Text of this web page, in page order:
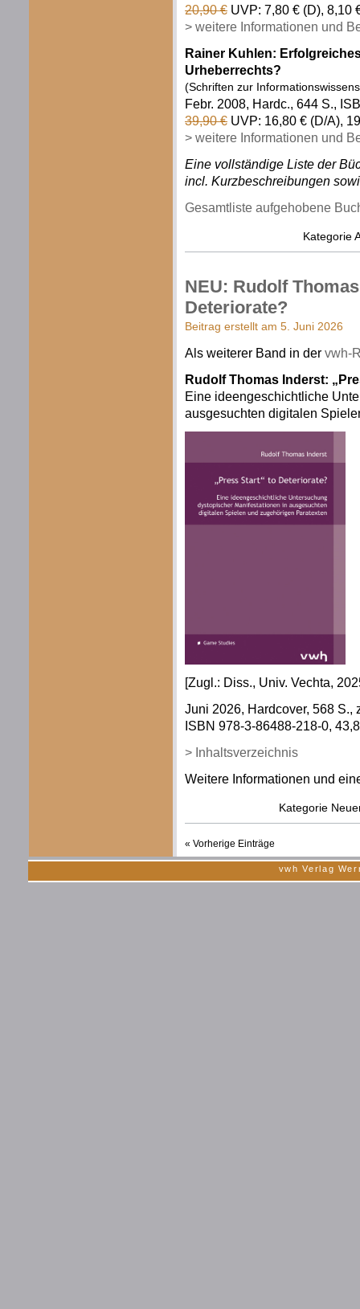
20,90 € UVP: 7,80 € (D), 8,10
> weitere Informationen und
Rainer Kuhlen:
Urheberrechts?
(Schriften zur
Febr. 2008, Hardc., 644 S.,
39,90 € UVP: 16,80 € (D/A),
> weitere Informationen und
Eine vollständige Liste der
incl. Kurzbeschreibungen
Gesamtliste aufgehobene
Kategorie
NEU: Rudolf
Deteriorate?
Beitrag erstellt am 5. Juni 2026
Als weiterer Band in der vwh-
Rudolf Thomas Inderst:
Eine ideengeschichtliche
ausgesuchten digitalen
[Zugl.: Diss., Univ. Vechta,
Juni 2026, Hardcover, 568 S.,
ISBN 978-3-86488-218-0,
> Inhaltsverzeichnis
Weitere Informationen und
Kategorie
« Vorherige Einträge
vwh Verlag